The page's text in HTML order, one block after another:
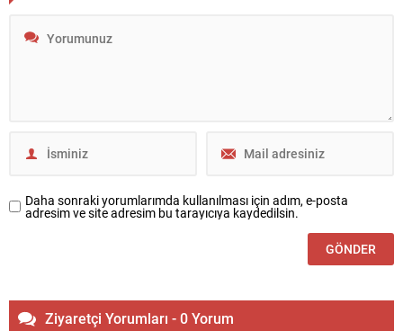
Daha sonraki yorumlarımda kullanılması için adım, e-posta
adresim ve site adresim bu tarayıcıya kaydedilsin.
Ziyaretçi Yorumları - 0 Yorum